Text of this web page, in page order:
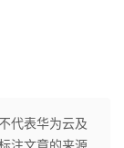
代表华为云及
注文章的来源